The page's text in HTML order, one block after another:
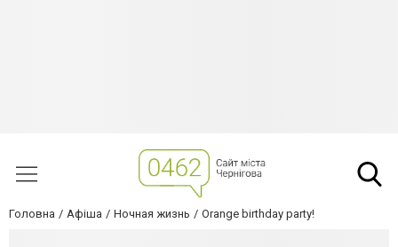
Головна Афіша Ночная жизнь Orange birthday party!